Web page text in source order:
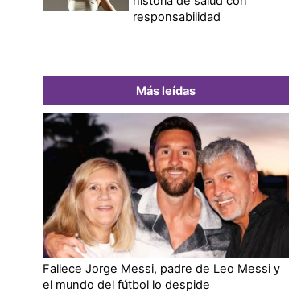
responsabilidad
Más leídas
Fallece Jorge Messi, padre de Leo Messi y
el mundo del fútbol lo despide